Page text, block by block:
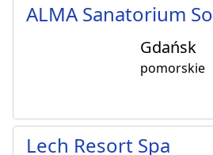
ALMA Sanatorium
Gdańsk
pomorskie
Lech Resort Spa